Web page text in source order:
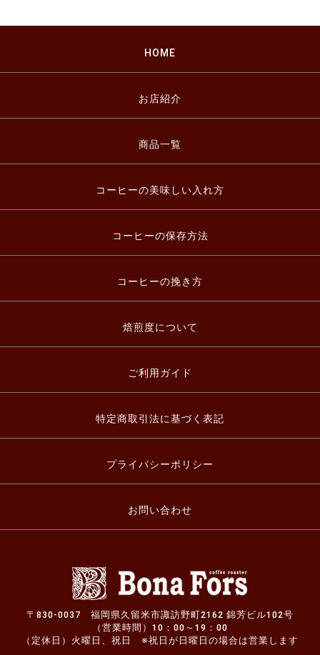
HOME
お店紹介
商品一覧
コーヒーの美味しい入れ方
コーヒーの保存方法
コーヒーの挽き方
焙煎度について
ご利用ガイド
特定商取引法に基づく表記
プライバシーポリシー
お問い合わせ
〒830-0037 福岡県久留米市諏訪野町2162 錦芳ビル102号
（営業時間）10：00～19：00
（定休日）火曜日、祝日 ※祝日が日曜日の場合は営業します